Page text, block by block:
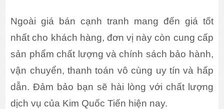
Ngoài giá bán cạnh tranh mang đến giá tốt
nhất cho khách hàng, đơn vị này còn cung cấp
sản phẩm chất lượng và chính sách bảo hành,
vận chuyển, thanh toán vô cùng uy tín và hấp
dẫn. Đảm bảo bạn sẽ hài lòng với chất lượng
dịch vụ của Kim Quốc Tiến hiện nay.